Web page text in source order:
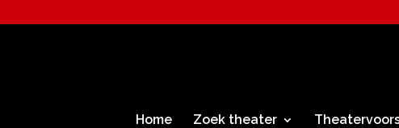
Home Zoek theater